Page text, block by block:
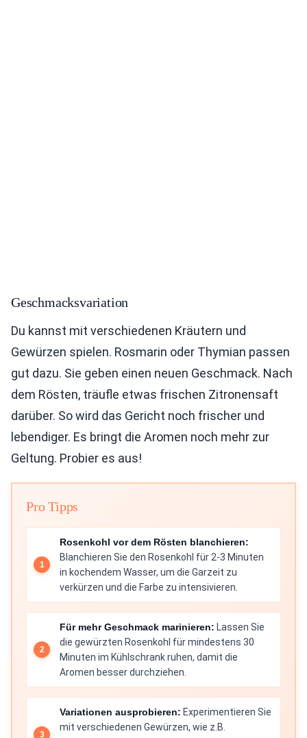
Geschmacksvariation
Du kannst mit verschiedenen Kräutern und
Gewürzen spielen. Rosmarin oder Thymian passen
gut dazu. Sie geben einen neuen Geschmack. Nach
dem Rösten, träufle etwas frischen Zitronensaft
darüber. So wird das Gericht noch frischer und
lebendiger. Es bringt die Aromen noch mehr zur
Geltung. Probier es aus!
Pro Tipps
Rosenkohl vor dem Rösten blanchieren:
Blanchieren Sie den Rosenkohl für 2-3 Minuten
in kochendem Wasser, um die Garzeit zu
verkürzen und die Farbe zu intensivieren.
Für mehr Geschmack marinieren: Lassen Sie
die gewürzten Rosenkohl für mindestens 30
Minuten im Kühlschrank ruhen, damit die
Aromen besser durchziehen.
Variationen ausprobieren: Experimentieren Sie
mit verschiedenen Gewürzen, wie z.B.